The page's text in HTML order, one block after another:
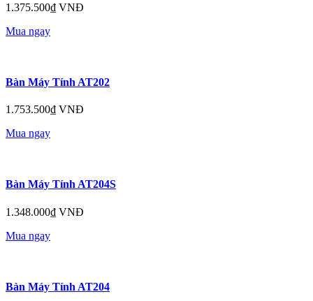
1.375.500₫ VNĐ
Mua ngay
Bàn Máy Tính AT202
1.753.500₫ VNĐ
Mua ngay
Bàn Máy Tính AT204S
1.348.000₫ VNĐ
Mua ngay
Bàn Máy Tính AT204